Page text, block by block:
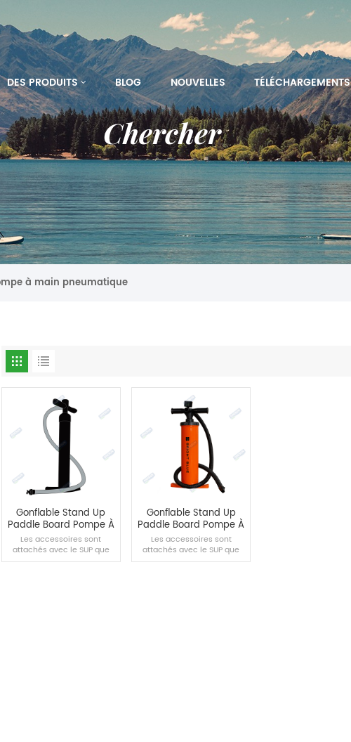
DES PRODUITS BLOG NOUVELLES TÉLÉCHARGEMENTS
Chercher
à main pneumatique
Gonflable Stand Up
Paddle Board Pompe À
Main Noir
Les accessoires sont
attachés avec le SUP que
vous achetez, qui peut
Gonflable Stand Up
Paddle Board Pompe À
Main Noir
Les accessoires sont
attachés avec le SUP que
vous achetez, qui peut